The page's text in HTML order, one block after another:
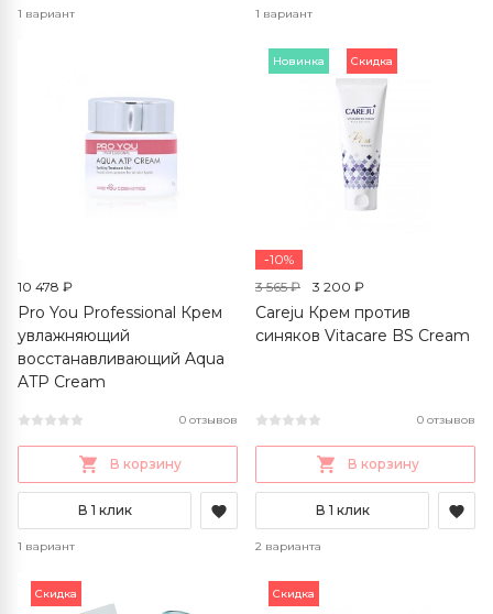
1 вариант 1 вариант
10 478 ₽
Pro You Professional Крем
увлажняющий
восстанавливающий Aqua
ATP Cream
0 отзывов
В корзину
В 1 клик
1 вариант
Новинка Скидка
3 565 ₽ 3 200 ₽
-10%
Careju Крем против
синяков Vitacare BS Cream
0 отзывов
В корзину
В 1 клик
2 варианта
Скидка Скидка